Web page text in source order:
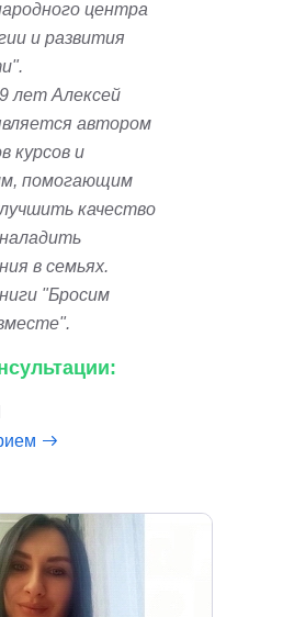
центра
и развития
лет Алексей
автором
курсов и
помогающим
качество
в семьях.
"Бросим